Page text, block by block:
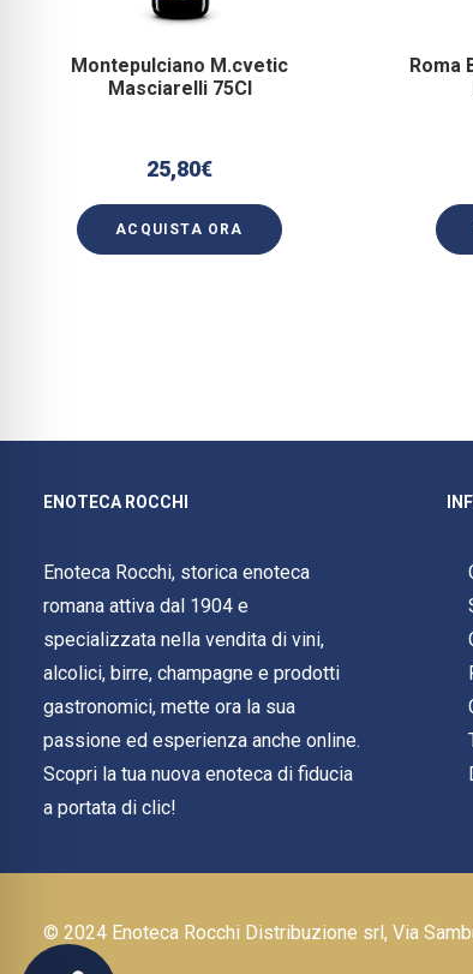
Montepulciano M.cvetic
Masciarelli 75Cl
25,80€
ACQUISTA ORA
Roma
ENOTECA ROCCHI
Enoteca Rocchi, storica enoteca
romana attiva dal 1904 e
specializzata nella vendita di vini,
alcolici, birre, champagne e prodotti
gastronomici, mette ora la sua
passione ed esperienza anche online.
Scopri la tua nuova enoteca di fiducia
a portata di clic!
© 2024 Enoteca Rocchi Distribuzione srl, Via